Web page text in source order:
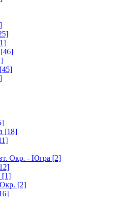
[18]
Окр. - Югра [2]
[1]
[2]